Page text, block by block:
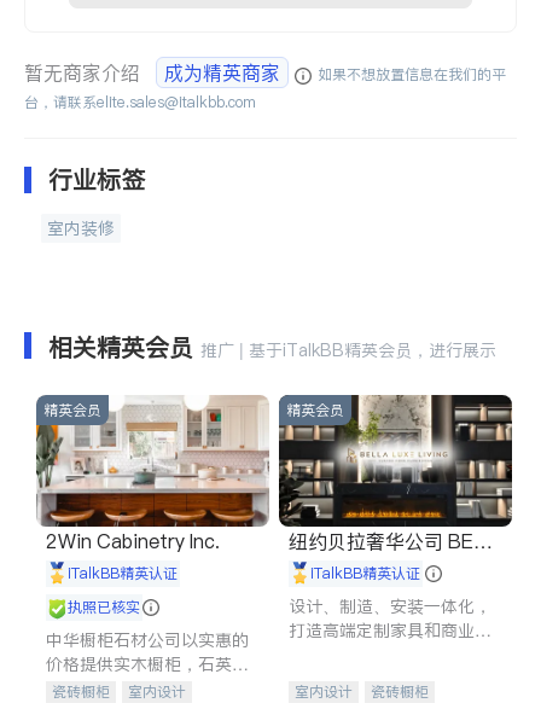
暂无商家介绍 成为精英商家
如果不想放置信息在我们的平
台，请联系elite.sales@italkbb.com
行业标签
室内装修
相关精英会员 推广 | 基于iTalkBB精英会员，进行展示
精英会员
2Win Cabinetry Inc.
iTalkBB精英认证
执照已核实
中华橱柜石材公司以实惠的
价格提供实木橱柜，石英石
台面，多种优质不锈钢水
瓷砖橱柜
室内设计
精英会员
纽约贝拉奢华公司 BELL
A LUXE
iTalkBB精英认证
设计、制造、安装一体化，
打造高端定制家具和商业空
室内设计
瓷砖橱柜